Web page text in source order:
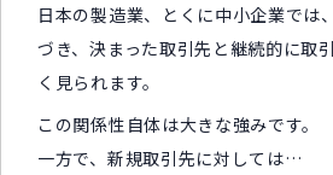
日本の製造業、とくに中小企業では
づき、決まった取引先と継続的に取
く見られます。
この関係性自体は大きな強みです。
一方で、新規取引先に対しては…